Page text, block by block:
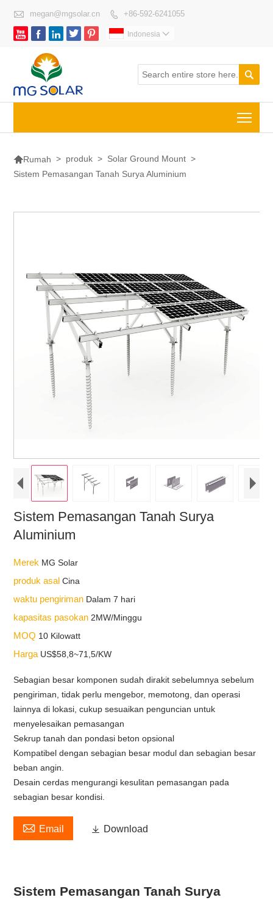
 megan@mgsolar.cn  +86-592-6241055
     Indonesia 

Rumah > produk > Solar Ground Mount >
Sistem Pemasangan Tanah Surya Aluminium
Sistem Pemasangan Tanah Surya
Aluminium
Merek MG Solar
produk asalCina
waktu pengiriman Dalam 7 hari
kapasitas pasokan 2MW/Minggu
MOQ 10 Kilowatt
Harga US$58,8~71,5/KW
Sebagian besar komponen sudah dirakit sebelumnya sebelum
pengiriman, tidak perlu mengebor, memotong, dan operasi
lainnya di lokasi, cukup sesuaikan penguncian untuk
menyelesaikan pemasangan
Sekrup tanah dan pondasi beton opsional
Kompatibel dengan sebagian besar modul dan sebagian besar
beban angin.
Desain cerdas mengurangi kesulitan pemasangan pada
sebagian besar kondisi.
 Email  Download
Sistem Pemasangan Tanah Surya